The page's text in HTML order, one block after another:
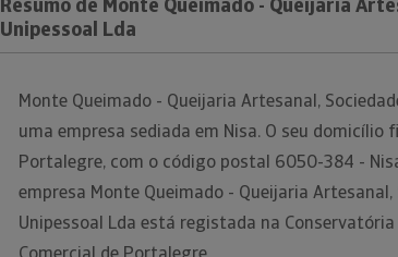
Unipessoal Lda
Monte Queimado - Queijaria Artesanal,
uma empresa sediada em Nisa. O seu domicílio
Portalegre, com o código postal 6050-384 -
empresa Monte Queimado - Queijaria Artesanal,
Unipessoal Lda está registada na